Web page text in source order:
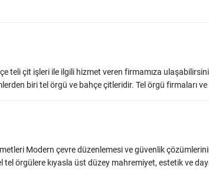
teli çit işleri ile ilgili hizmet veren firmamıza
biri tel örgü ve bahçe çitleridir. Tel örgü firmaları ve
Modern çevre düzenlemesi ve güvenlik
örgülere kıyasla üst düzey mahremiyet, estetik ve